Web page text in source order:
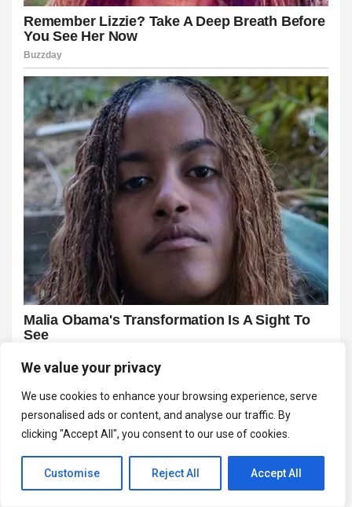
We value your privacy
We use cookies to enhance your browsing experience, serve
personalised ads or content, and analyse our traffic. By
clicking "Accept All", you consent to our use of cookies.
Customise Reject All Accept All